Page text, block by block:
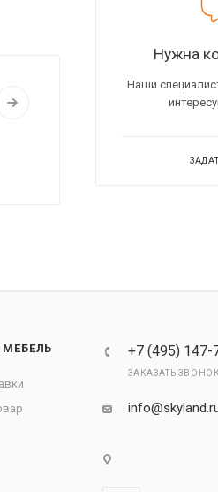
Нужна
Наши
МЕБЕЛЬ +7 (495) 147-
ЗАКАЗАТЬ ЗВОНОК